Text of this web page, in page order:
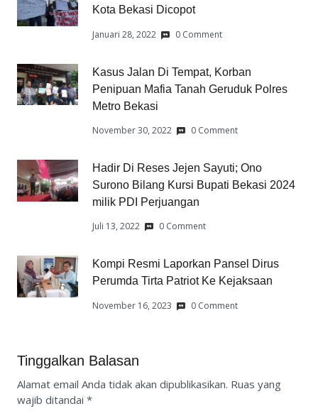
Kota Bekasi Dicopot
Januari 28, 2022 0 Comment
Kasus Jalan Di Tempat, Korban
Penipuan Mafia Tanah Geruduk Polres
Metro Bekasi
November 30, 2022 0 Comment
Hadir Di Reses Jejen Sayuti; Ono
Surono Bilang Kursi Bupati Bekasi 2024
milik PDI Perjuangan
Juli 13, 2022 0 Comment
Kompi Resmi Laporkan Pansel Dirus
Perumda Tirta Patriot Ke Kejaksaan
November 16, 2023 0 Comment
Tinggalkan Balasan
Alamat email Anda tidak akan dipublikasikan. Ruas yang
wajib ditandai *